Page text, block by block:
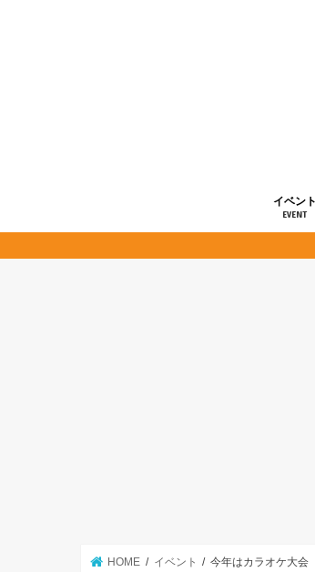
イベント
EVENT
HOME イベント 今年はカラオケ大会